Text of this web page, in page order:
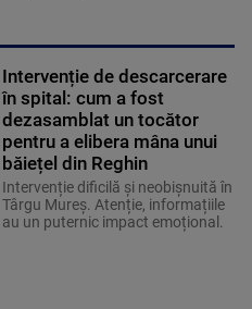
Intervenție de descarcerare
în spital: cum a fost
dezasamblat un tocător
pentru a elibera mâna unui
băiețel din Reghin
Intervenție dificilă și neobișnuită în
Târgu Mureș. Atenție, informațiile
au un puternic impact emoțional.